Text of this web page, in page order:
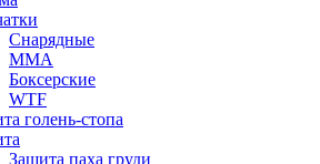
Снарядные
ММА
Боксерские
WTF
голень-стопа
Защита паха груди